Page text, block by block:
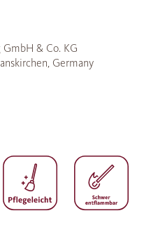
& Co. KG
Germany